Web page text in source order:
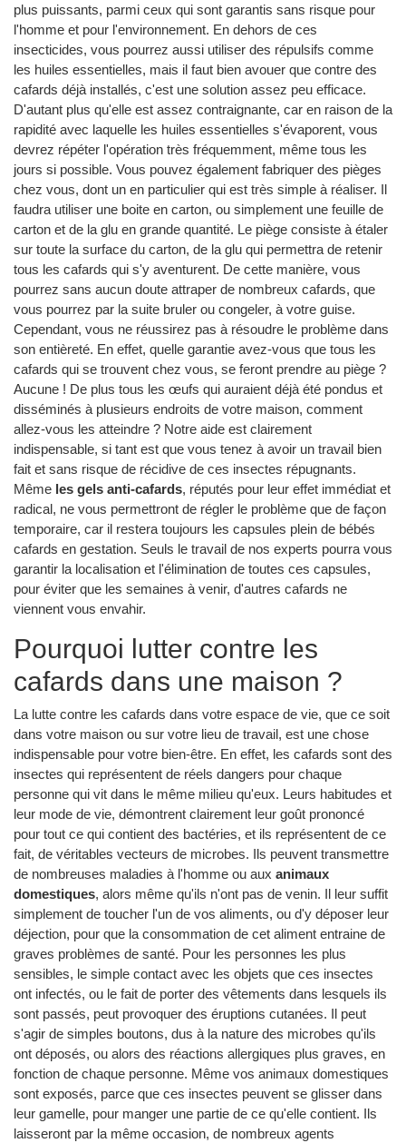
plus puissants, parmi ceux qui sont garantis sans risque pour
l'homme et pour l'environnement. En dehors de ces
insecticides, vous pourrez aussi utiliser des répulsifs comme
les huiles essentielles, mais il faut bien avouer que contre des
cafards déjà installés, c'est une solution assez peu efficace.
D'autant plus qu'elle est assez contraignante, car en raison de la
rapidité avec laquelle les huiles essentielles s'évaporent, vous
devrez répéter l'opération très fréquemment, même tous les
jours si possible. Vous pouvez également fabriquer des pièges
chez vous, dont un en particulier qui est très simple à réaliser. Il
faudra utiliser une boite en carton, ou simplement une feuille de
carton et de la glu en grande quantité. Le piège consiste à étaler
sur toute la surface du carton, de la glu qui permettra de retenir
tous les cafards qui s'y aventurent. De cette manière, vous
pourrez sans aucun doute attraper de nombreux cafards, que
vous pourrez par la suite bruler ou congeler, à votre guise.
Cependant, vous ne réussirez pas à résoudre le problème dans
son entièreté. En effet, quelle garantie avez-vous que tous les
cafards qui se trouvent chez vous, se feront prendre au piège ?
Aucune ! De plus tous les œufs qui auraient déjà été pondus et
disséminés à plusieurs endroits de votre maison, comment
allez-vous les atteindre ? Notre aide est clairement
indispensable, si tant est que vous tenez à avoir un travail bien
fait et sans risque de récidive de ces insectes répugnants.
Même les gels anti-cafards, réputés pour leur effet immédiat et
radical, ne vous permettront de régler le problème que de façon
temporaire, car il restera toujours les capsules plein de bébés
cafards en gestation. Seuls le travail de nos experts pourra vous
garantir la localisation et l'élimination de toutes ces capsules,
pour éviter que les semaines à venir, d'autres cafards ne
viennent vous envahir.
Pourquoi lutter contre les
cafards dans une maison ?
La lutte contre les cafards dans votre espace de vie, que ce soit
dans votre maison ou sur votre lieu de travail, est une chose
indispensable pour votre bien-être. En effet, les cafards sont des
insectes qui représentent de réels dangers pour chaque
personne qui vit dans le même milieu qu'eux. Leurs habitudes et
leur mode de vie, démontrent clairement leur goût prononcé
pour tout ce qui contient des bactéries, et ils représentent de ce
fait, de véritables vecteurs de microbes. Ils peuvent transmettre
de nombreuses maladies à l'homme ou aux animaux
domestiques, alors même qu'ils n'ont pas de venin. Il leur suffit
simplement de toucher l'un de vos aliments, ou d'y déposer leur
déjection, pour que la consommation de cet aliment entraine de
graves problèmes de santé. Pour les personnes les plus
sensibles, le simple contact avec les objets que ces insectes
ont infectés, ou le fait de porter des vêtements dans lesquels ils
sont passés, peut provoquer des éruptions cutanées. Il peut
s'agir de simples boutons, dus à la nature des microbes qu'ils
ont déposés, ou alors des réactions allergiques plus graves, en
fonction de chaque personne. Même vos animaux domestiques
sont exposés, parce que ces insectes peuvent se glisser dans
leur gamelle, pour manger une partie de ce qu'elle contient. Ils
laisseront par la même occasion, de nombreux agents